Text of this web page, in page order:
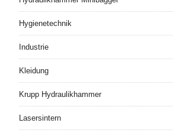
Hygienetechnik
Industrie
Kleidung
Krupp Hydraulikhammer
Lasersintern